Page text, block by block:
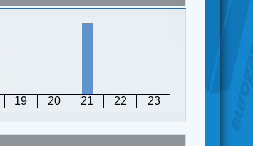
19 20 21 22 23